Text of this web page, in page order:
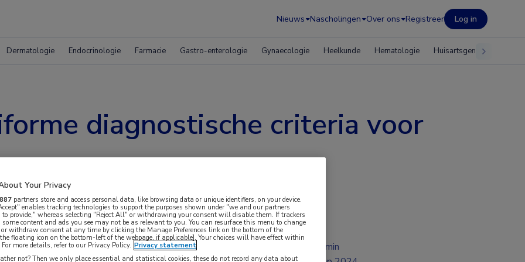
Nieuws Nascholingen Over ons Registreer Log in
Dermatologie Endocrinologie Farmacie Gastro-enterologie Gynaecologie Heelkunde Hematologie Huisartsgeneeskunde
diagnostische criteria voor
op het al langer bestaande onderscheid in
2 min
Your Privacy
887 partners store and access personal data, like browsing data or unique identifiers, on your device.
enables tracking technologies to support the purposes shown under "we and our partners
to provide," whereas selecting "Reject All" or withdrawing your consent will disable them. If trackers
some content and ads you see may not be as relevant to you. You can resurface this menu to change
or withdraw consent at any time by clicking the Manage Preferences link on the bottom of the
floating icon on the bottom-left of the webpage, if applicable]. Your choices will have effect within
more details, refer to our Privacy Policy. Privacy statement
not? Then we only place essential and statistical cookies, these do not record any data about